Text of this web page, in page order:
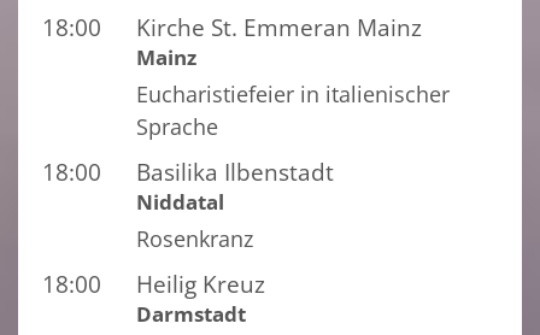
18:00 Kirche St. Emmeran Mainz
Mainz
Eucharistiefeier in italienischer
Sprache
18:00 Basilika Ilbenstadt
Niddatal
Rosenkranz
18:00 Heilig Kreuz
Darmstadt